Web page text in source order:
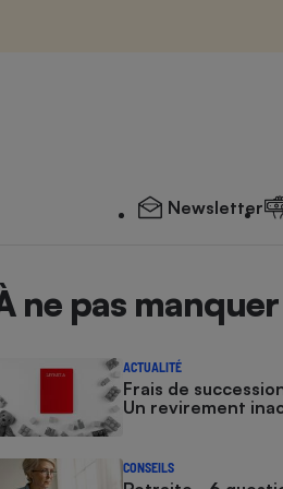
Newsletter
ne pas manquer
ACTUALITÉ
Frais de
Un revirement
CONSEILS